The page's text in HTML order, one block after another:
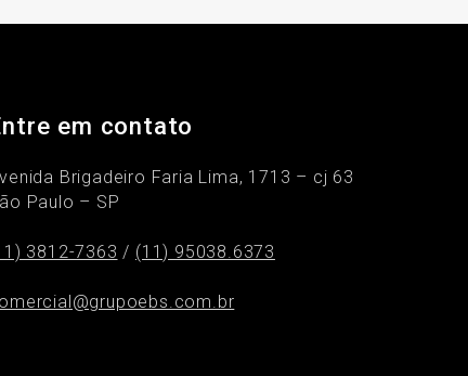
em contato
Brigadeiro Faria Lima, 1713 – cj 63
Paulo – SP
3812-7363 / (11) 95038.6373